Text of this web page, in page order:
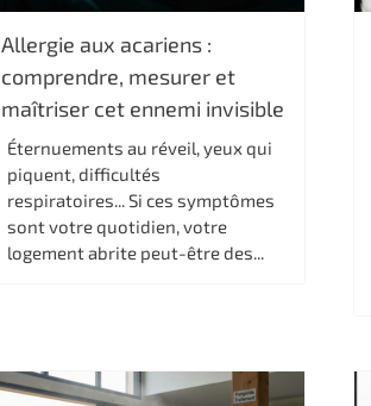
Allergie aux acariens :
comprendre, mesurer et
maîtriser cet ennemi invisible
Éternuements au réveil, yeux qui
piquent, difficultés
respiratoires... Si ces symptômes
sont votre quotidien, votre
logement abrite peut-être des...